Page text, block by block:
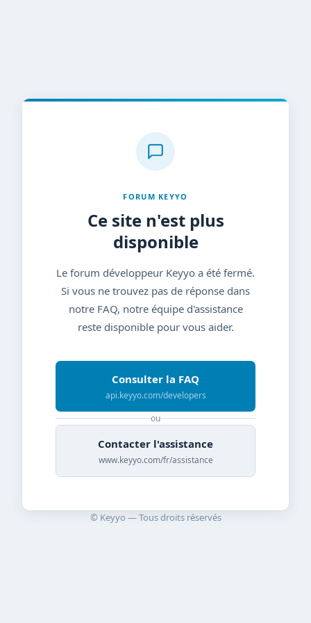
FORUM KEYYO
Ce site n'est plus
disponible
Le forum développeur Keyyo a été fermé.
Si vous ne trouvez pas de réponse dans
notre FAQ, notre équipe d'assistance
reste disponible pour vous aider.
Consulter la FAQ
api.keyyo.com/developers
ou
Contacter l'assistance
www.keyyo.com/fr/assistance
© Keyyo — Tous droits réservés